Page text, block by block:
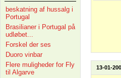
beskatning af hussalg i
Portugal
Brasilianer i Portugal på
udløbet...
Forskel der ses
Duoro vinbar
Flere muligheder for Fly
til Algarve
13-01-